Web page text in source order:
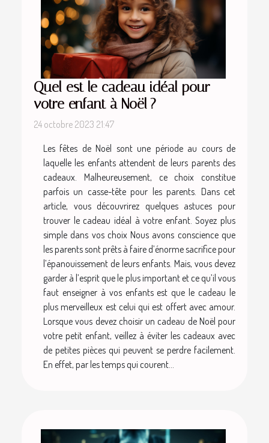
Quel est le cadeau idéal pour
votre enfant à Noël ?
24 octobre 2023 21:47
Les fêtes de Noël sont une période au cours de
laquelle les enfants attendent de leurs parents des
cadeaux. Malheureusement, ce choix constitue
parfois un casse-tête pour les parents. Dans cet
article, vous découvrirez quelques astuces pour
trouver le cadeau idéal à votre enfant. Soyez plus
simple dans vos choix Nous avons conscience que
les parents sont prêts à faire d’énorme sacrifice pour
l’épanouissement de leurs enfants. Mais, vous devez
garder à l’esprit que le plus important et ce qu’il vous
faut enseigner à vos enfants est que le cadeau le
plus merveilleux est celui qui est offert avec amour.
Lorsque vous devez choisir un cadeau de Noël pour
votre petit enfant, veillez à éviter les cadeaux avec
de petites pièces qui peuvent se perdre facilement.
En effet, par les temps qui courent...